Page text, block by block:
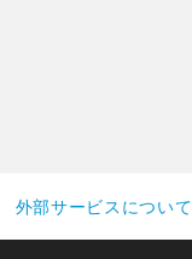
外部サービスについて